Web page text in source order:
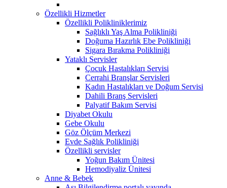
Özellikli Hizmetler
Özellikli Polikliniklerimiz
Sağlıklı Yaş Alma Polikliniği
Doğuma Hazırlık Ebe Polikliniği
Sigara Bırakma Polikliniği
Yataklı Servisler
Çocuk Hastalıkları Servisi
Cerrahi Branşlar Servisleri
Kadın Hastalıkları ve Doğum Servisi
Dahili Branş Servisleri
Palyatif Bakım Servisi
Diyabet Okulu
Gebe Okulu
Göz Ölçüm Merkezi
Evde Sağlık Polikliniği
Özellikli servisler
Yoğun Bakım Ünitesi
Hemodiyaliz Ünitesi
Anne & Bebek